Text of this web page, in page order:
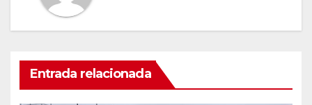
Entrada relacionada